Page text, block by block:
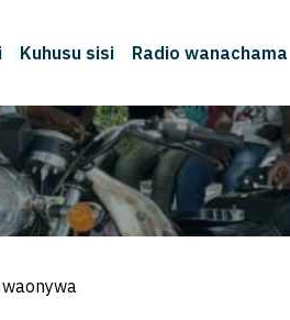
Kuhusu sisi Radio wanachama